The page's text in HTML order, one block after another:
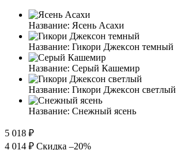
Название: Ясень Асахи
Название: Гикори Джексон темный
Название: Серый Кашемир
Название: Гикори Джексон светлый
Название: Снежный ясень
5 018 ₽
4 014 ₽ Скидка –20%